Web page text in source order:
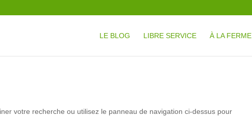
LE BLOG LIBRE SERVICE À LA FERME
votre recherche ou utilisez le panneau de navigation ci-dessus pour